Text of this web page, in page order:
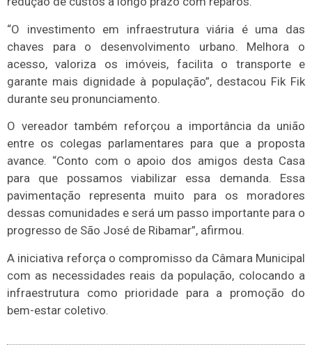
“O investimento em infraestrutura viária é uma das
chaves para o desenvolvimento urbano. Melhora o
acesso, valoriza os imóveis, facilita o transporte e
garante mais dignidade à população”, destacou Fik Fik
durante seu pronunciamento.
O vereador também reforçou a importância da união
entre os colegas parlamentares para que a proposta
avance. “Conto com o apoio dos amigos desta Casa
para que possamos viabilizar essa demanda. Essa
pavimentação representa muito para os moradores
dessas comunidades e será um passo importante para o
progresso de São José de Ribamar”, afirmou.
A iniciativa reforça o compromisso da Câmara Municipal
com as necessidades reais da população, colocando a
infraestrutura como prioridade para a promoção do
bem-estar coletivo.